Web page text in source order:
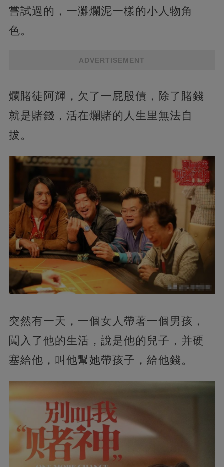
嘗試過的，一灘爛泥一樣的小人物角
色。
ADVERTISEMENT
爛賭徒阿輝，欠了一屁股債，除了賭錢
就是賭錢，活在爛賭的人生里無法自
拔。
突然有一天，一個女人帶著一個男孩，
闖入了他的生活，說是他的兒子，并硬
塞給他，叫他幫她帶孩子，給他錢。